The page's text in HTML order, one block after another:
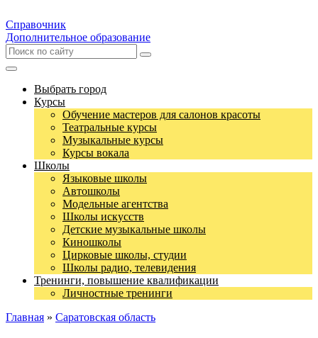
Справочник
Дополнительное образование
Выбрать город
Курсы
Обучение мастеров для салонов красоты
Театральные курсы
Музыкальные курсы
Курсы вокала
Школы
Языковые школы
Автошколы
Модельные агентства
Школы искусств
Детские музыкальные школы
Киношколы
Цирковые школы, студии
Школы радио, телевидения
Тренинги, повышение квалификации
Личностные тренинги
Главная » Саратовская область